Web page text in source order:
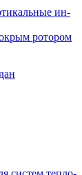
ин-
ротором